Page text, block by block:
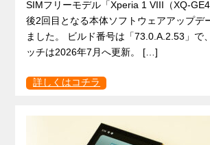
SIMフリーモデル「Xperia 1 VIII（XQ-
後2回目となる本体ソフトウェアアップデ
ました。 ビルド番号は「73.0.A.2.53」で
ッチは2026年7月へ更新。 […]
詳しくはコチラ